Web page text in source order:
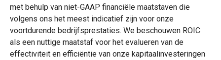
met behulp van niet-GAAP financiële maatstaven die
volgens ons het meest indicatief zijn voor onze
voortdurende bedrijfsprestaties. We beschouwen ROIC
als een nuttige maatstaf voor het evalueren van de
effectiviteit en efficiëntie van onze kapitaalinvesteringen